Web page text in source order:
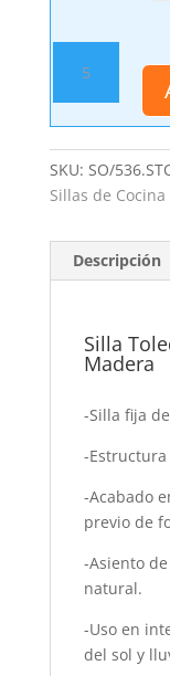
Toledo
Metálica
Asiento
Madera
cantidad
SKU: SO/
Sillas de Cocina
Descripción
Silla
Madera
-Silla fija
-
-Acabado
previo de
-Asiento
natural.
-Uso en
del sol y